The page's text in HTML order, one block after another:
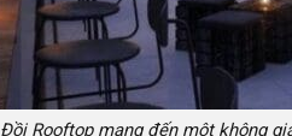
Đồi Rooftop mang đến một không